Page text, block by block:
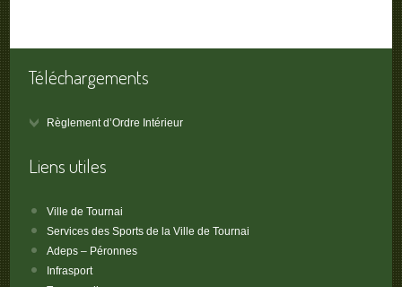
Téléchargements
Règlement d’Ordre Intérieur
Liens utiles
Ville de Tournai
Services des Sports de la Ville de Tournai
Adeps – Péronnes
Infrasport